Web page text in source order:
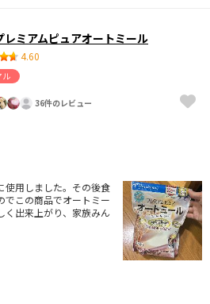
レミアムピュアオートミール
4.60
ル
36件のレビュー
使用しました。その後食
でこの商品でオートミー
く出来上がり、家族みん